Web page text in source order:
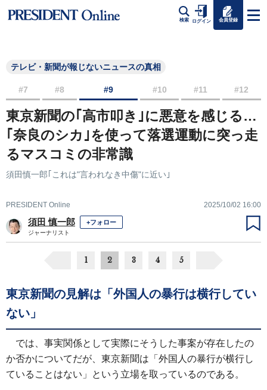
検索 ログイン 会員登録
テレビ・新聞が報じないニュースの真相
#7 #8 #9 #10 #11 #12
東京新聞の｢高市叩き｣に悪意を感じる…
｢奈良のシカ｣を使って落選運動に突っ走
るマスコミの非常識
須田慎一郎｢これは"言われなき中傷"に近い｣
PRESIDENT Online 2025/10/02 16:00
須田 慎一郎 +フォロー
ジャーナリスト
1 2 3 4 5
東京新聞の見解は「外国人の暴行は横行してい
ない」
では、事実関係として実際にそうした事案が存在したの
か否かについてだが、東京新聞は「外国人の暴行が横行し
ていることはない」という立場を取っているのである。